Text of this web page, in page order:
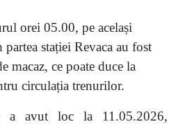
orei 05.00, pe același
stației Revaca au fost
macaz, ce poate duce la
circulația trenurilor.
a avut loc la 11.05.2026,